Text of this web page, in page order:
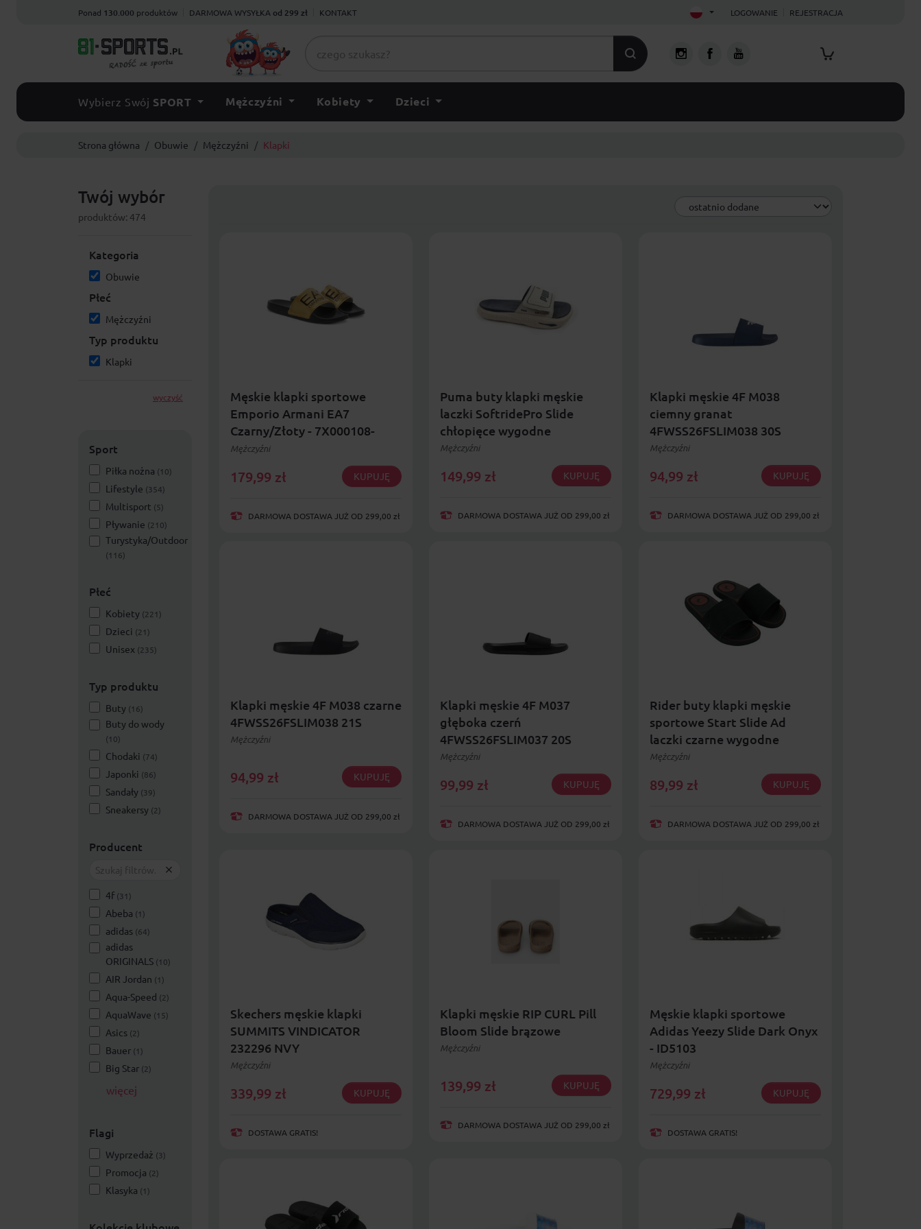
Ponad 130.000 produktów DARMOWA WYSYŁKA od 299 zł KONTAKT LOGOWANIE REJESTRACJA
Wybierz Swój SPORT Mężczyźni Kobiety Dzieci
Strona główna Obuwie Mężczyźni Klapki
Twój wybór
produktów: 474
Kategoria
Obuwie
Płeć
Mężczyźni
Typ produktu
Klapki
wyczyść
Sport
Piłka nożna (10)
Lifestyle (354)
Multisport (5)
Pływanie (210)
Turystyka/Outdoor
(116)
Płeć
Kobiety (221)
Dzieci (21)
Unisex (235)
Typ produktu
Buty (16)
Buty do wody
(10)
Chodaki (74)
Japonki (86)
Sandały (39)
Sneakersy (2)
Producent
4f (31)
Abeba (1)
adidas (64)
adidas
ORIGINALS (10)
AIR Jordan (1)
Aqua-Speed (2)
AquaWave (15)
Asics (2)
Bauer (1)
Big Star (2)
więcej
Flagi
Wyprzedaż (3)
Promocja (2)
Klasyka (1)
Męskie klapki sportowe
Emporio Armani EA7
Czarny/Złoty - 7X000108-
AF15118-MZ097
Mężczyźni
179,99 zł KUPUJĘ
DARMOWA DOSTAWA JUŻ OD 299,00 zł
Puma buty klapki męskie
laczki SoftridePro Slide
chłopięce wygodne
Mężczyźni
149,99 zł KUPUJĘ
DARMOWA DOSTAWA JUŻ OD 299,00 zł
Klapki męskie 4F M038
ciemny granat
4FWSS26FSLIM038 30S
Mężczyźni
94,99 zł KUPUJĘ
DARMOWA DOSTAWA JUŻ OD 299,00 zł
Klapki męskie 4F M038 czarne
4FWSS26FSLIM038 21S
Mężczyźni
94,99 zł KUPUJĘ
DARMOWA DOSTAWA JUŻ OD 299,00 zł
Klapki męskie 4F M037
głęboka czerń
4FWSS26FSLIM037 20S
Mężczyźni
99,99 zł KUPUJĘ
DARMOWA DOSTAWA JUŻ OD 299,00 zł
Rider buty klapki męskie
sportowe Start Slide Ad
laczki czarne wygodne
Mężczyźni
89,99 zł KUPUJĘ
DARMOWA DOSTAWA JUŻ OD 299,00 zł
Skechers męskie klapki
SUMMITS VINDICATOR
232296 NVY
Mężczyźni
339,99 zł KUPUJĘ
DOSTAWA GRATIS!
Klapki męskie RIP CURL Pill
Bloom Slide brązowe
Mężczyźni
139,99 zł KUPUJĘ
DARMOWA DOSTAWA JUŻ OD 299,00 zł
Męskie klapki sportowe
Adidas Yeezy Slide Dark Onyx
- ID5103
Mężczyźni
729,99 zł KUPUJĘ
DOSTAWA GRATIS!